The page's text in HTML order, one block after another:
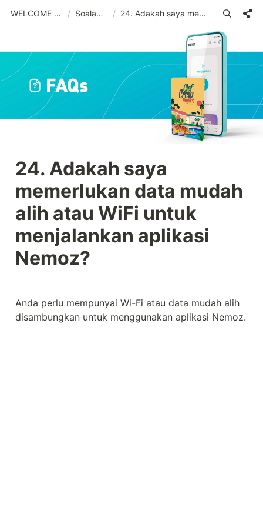
WELCOME (MSA)_old / Soalan Lazim / 24. Adakah saya memerlukan data mudah alih atau WiFi untuk menjalankan aplikasi Nemoz?
24. Adakah saya
memerlukan data mudah
alih atau WiFi untuk
menjalankan aplikasi
Nemoz?
Anda perlu mempunyai Wi-Fi atau data mudah alih
disambungkan untuk menggunakan aplikasi Nemoz.